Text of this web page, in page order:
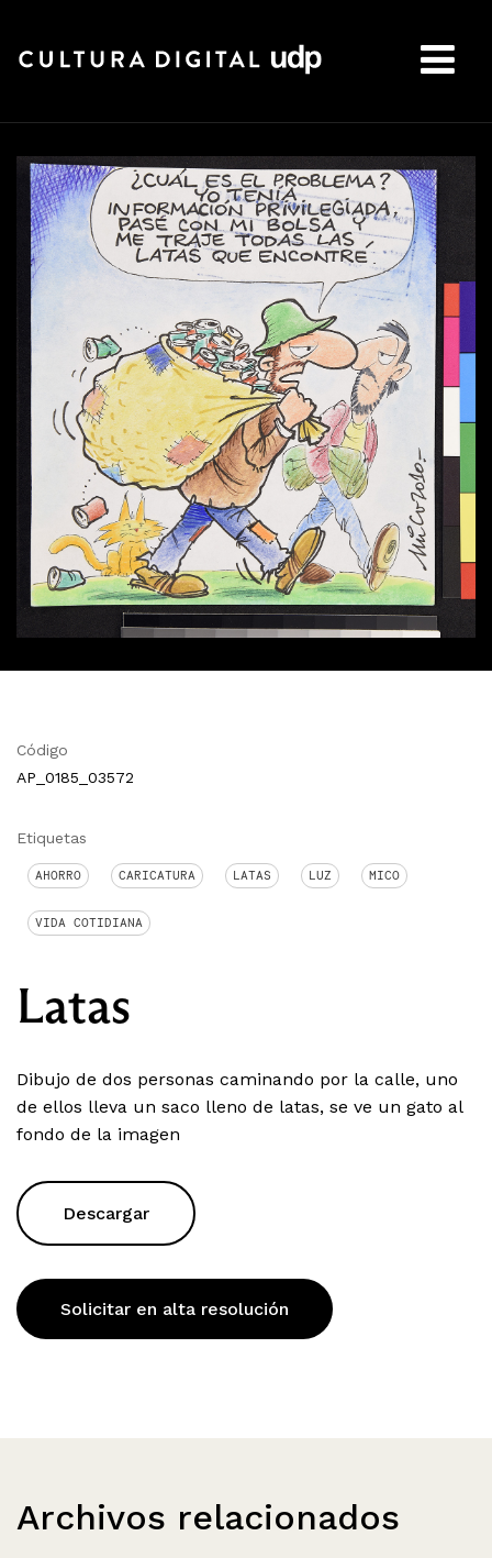
Código
AP_0185_03572
Etiquetas
AHORRO CARICATURA LATAS LUZ MICO
VIDA COTIDIANA
Latas
Dibujo de dos personas caminando por la calle, uno
de ellos lleva un saco lleno de latas, se ve un gato al
fondo de la imagen
Descargar
Solicitar en alta resolución
Archivos relacionados